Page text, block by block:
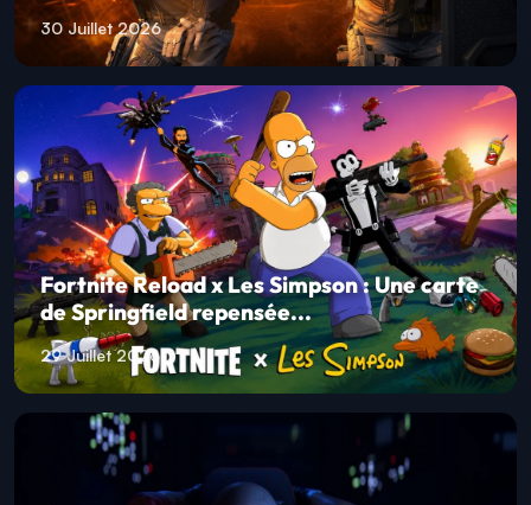
30 Juillet 2026
Fortnite Reload x Les Simpson : Une carte
de Springfield repensée...
29 Juillet 2026